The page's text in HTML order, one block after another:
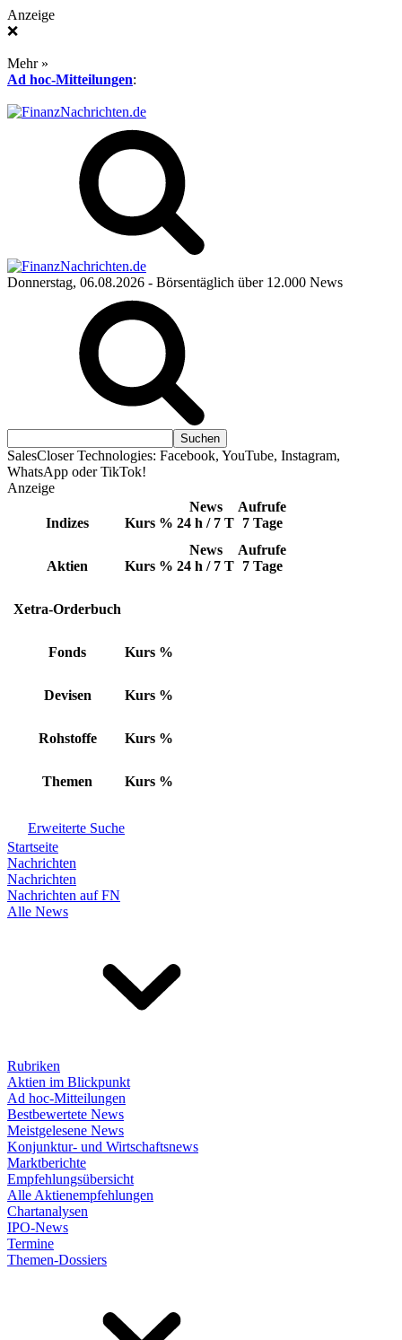
Anzeige
❌
Mehr »
Ad hoc-Mitteilungen:
Donnerstag, 06.08.2026 - Börsentäglich über 12.000 News
SalesCloser Technologies: Facebook, YouTube, Instagram,
WhatsApp oder TikTok!
Anzeige
Indizes Kurs %
News
24 h / 7 T
Aufrufe
7 Tage
Aktien Kurs %
News
24 h / 7 T
Aufrufe
7 Tage
Xetra-Orderbuch
Fonds Kurs %
Devisen Kurs %
Rohstoffe Kurs %
Themen Kurs %
Erweiterte Suche
Startseite
Nachrichten
Nachrichten
Nachrichten auf FN
Alle News
Rubriken
Aktien im Blickpunkt
Ad hoc-Mitteilungen
Bestbewertete News
Meistgelesene News
Konjunktur- und Wirtschaftsnews
Marktberichte
Empfehlungsübersicht
Alle Aktienempfehlungen
Chartanalysen
IPO-News
Termine
Themen-Dossiers